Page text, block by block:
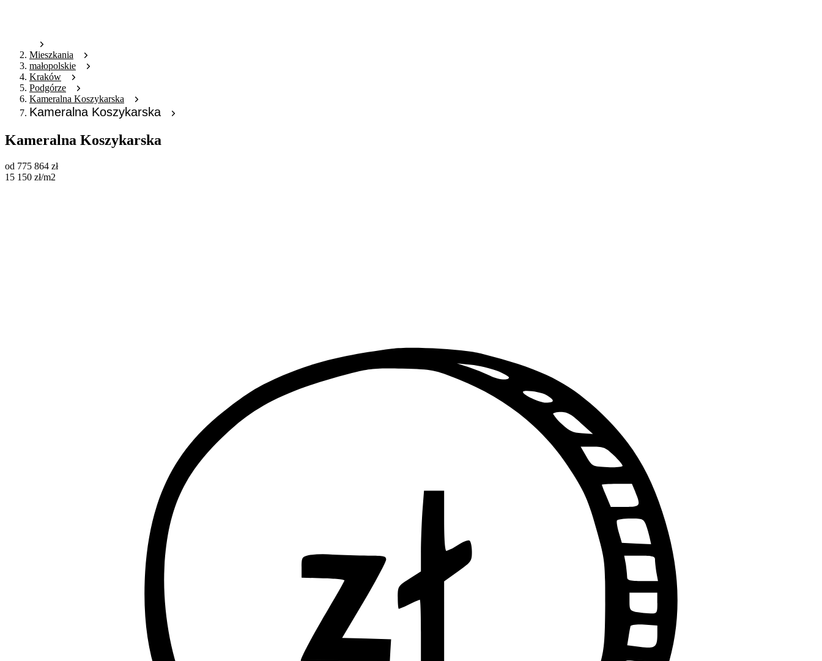
Mieszkania
małopolskie
Kraków
Podgórze
Kameralna Koszykarska
Kameralna Koszykarska
Kameralna Koszykarska
od 775 864 zł
15 150 zł/m2